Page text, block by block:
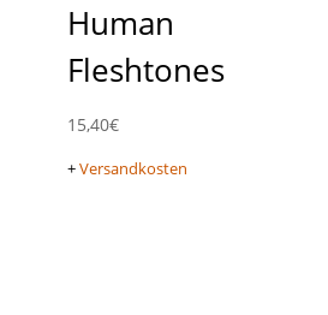
Human
Fleshtones
15,40€
+Versandkosten